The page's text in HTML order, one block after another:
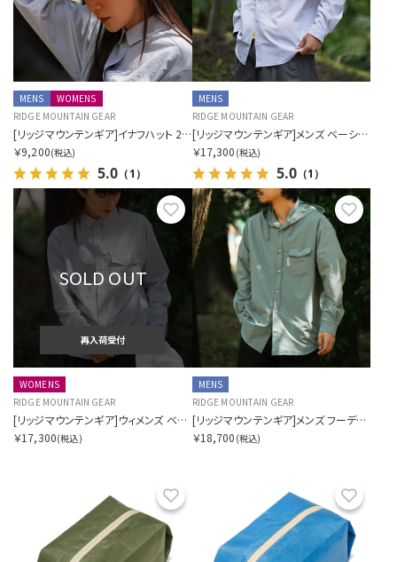
MENS
WOMENS
RIDGE MOUNTAIN GEAR
[リッジマウンテンギア]イナフハット 2026
￥9,200(税込)
5.0 （1）
MENS
RIDGE MOUNTAIN GEAR
[リッジマウンテンギア]メンズ ベーシックロングスリーブシャツ 2026
￥17,300 (税込)
5.0（1）
お気に入り
SOLD OUT
再入荷受付
WOMENS
RIDGE MOUNTAIN GEAR
[リッジマウンテンギア]ウィメンズ ベーシックロングスリーブシャツ 2026
￥17,300(税込)
MENS
RIDGE MOUNTAIN GEAR
[リッジマウンテンギア]メンズ フーデッドロングスリーブシャツ 2026
￥18,700 (税込)
お気に入り